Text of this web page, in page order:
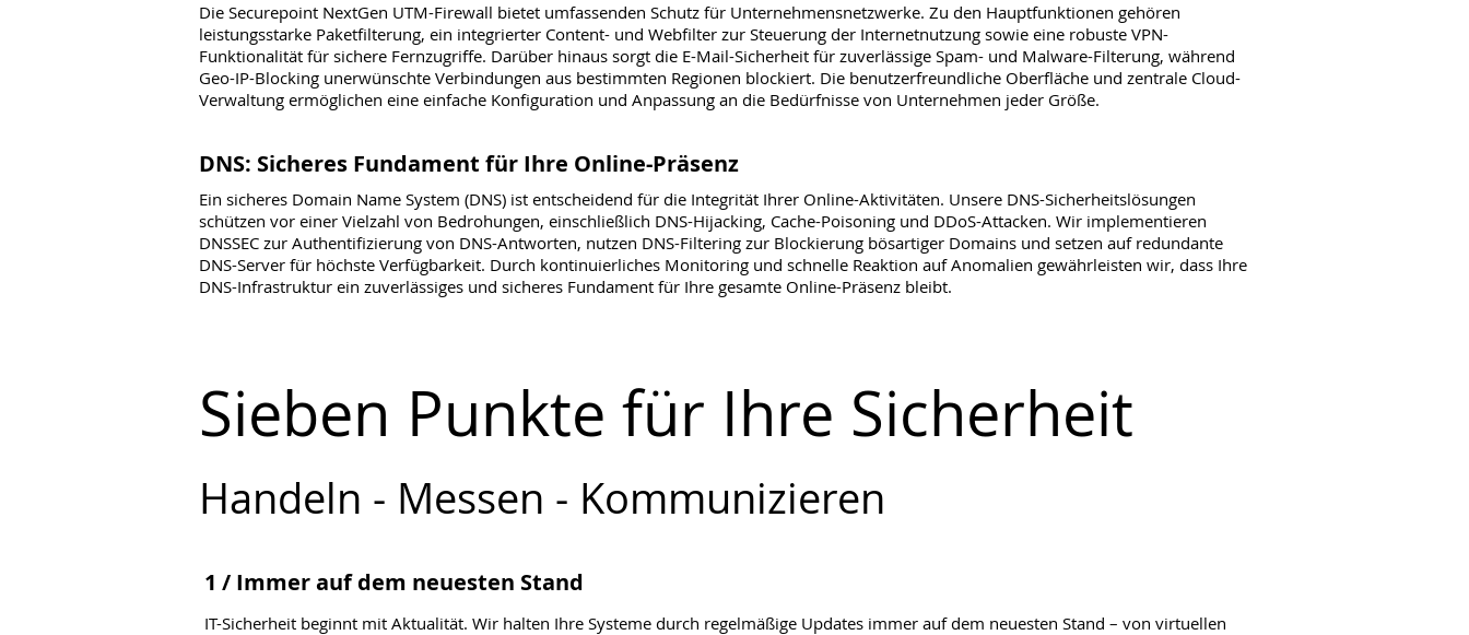
Die Securepoint NextGen UTM-Firewall bietet umfassenden Schutz für Unternehmensnetzwerke. Zu den Hauptfunktionen gehören
leistungsstarke Paketfilterung, ein integrierter Content- und Webfilter zur Steuerung der Internetnutzung sowie eine robuste VPN-
Funktionalität für sichere Fernzugriffe. Darüber hinaus sorgt die E-Mail-Sicherheit für zuverlässige Spam- und Malware-Filterung, während
Geo-IP-Blocking unerwünschte Verbindungen aus bestimmten Regionen blockiert. Die benutzerfreundliche Oberfläche und zentrale Cloud-
Verwaltung ermöglichen eine einfache Konfiguration und Anpassung an die Bedürfnisse von Unternehmen jeder Größe.
DNS: Sicheres Fundament für Ihre Online-Präsenz
Ein sicheres Domain Name System (DNS) ist entscheidend für die Integrität Ihrer Online-Aktivitäten. Unsere DNS-Sicherheitslösungen
schützen vor einer Vielzahl von Bedrohungen, einschließlich DNS-Hijacking, Cache-Poisoning und DDoS-Attacken. Wir implementieren
DNSSEC zur Authentifizierung von DNS-Antworten, nutzen DNS-Filtering zur Blockierung bösartiger Domains und setzen auf redundante
DNS-Server für höchste Verfügbarkeit. Durch kontinuierliches Monitoring und schnelle Reaktion auf Anomalien gewährleisten wir, dass Ihre
DNS-Infrastruktur ein zuverlässiges und sicheres Fundament für Ihre gesamte Online-Präsenz bleibt.
Sieben Punkte für Ihre Sicherheit
Handeln - Messen - Kommunizieren
1 / Immer auf dem neuesten Stand
IT-Sicherheit beginnt mit Aktualität. Wir halten Ihre Systeme durch regelmäßige Updates immer auf dem neuesten Stand – von virtuellen